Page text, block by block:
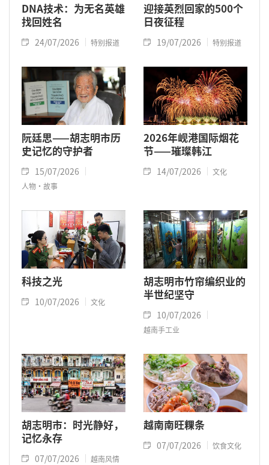
DNA技术：为无名英雄
找回姓名
24/07/2026 特别报道
迎接英烈回家的500个
日夜征程
19/07/2026 特别报道
阮廷思——胡志明市历
史记忆的守护者
15/07/2026
人物·故事
2026年岘港国际烟花
节——璀璨韩江
14/07/2026 文化
科技之光
10/07/2026 文化
胡志明市竹帘编织业的
半世纪坚守
10/07/2026
越南手工业
胡志明市：时光静好，
记忆永存
07/07/2026 越南风情
越南南旺粿条
07/07/2026 饮食文化